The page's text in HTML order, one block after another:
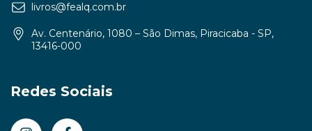
livros@fealq.com.br
Av. Centenário, 1080 – São Dimas, Piracicaba - SP,
13416-000
Redes Sociais